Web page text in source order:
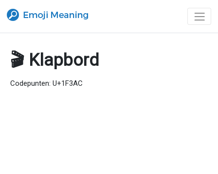
🎬 Klapbord
Codepunten: U+1F3AC